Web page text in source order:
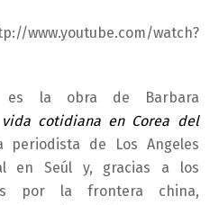
watch?
es la obra de Barbara
cotidiana en Corea del
periodista de Los Angeles
en Seúl y, gracias a los
por la frontera china,